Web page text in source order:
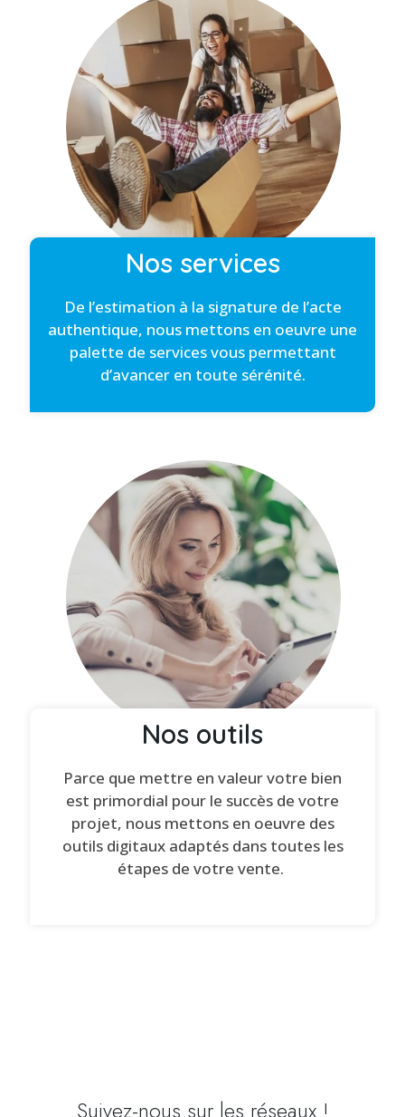
Nos services
De l’estimation à la signature de l’acte
authentique, nous mettons en oeuvre une
palette de services vous permettant
d’avancer en toute sérénité.
Nos outils
Parce que mettre en valeur votre bien
est primordial pour le succès de votre
projet, nous mettons en oeuvre des
outils digitaux adaptés dans toutes les
étapes de votre vente.
Suivez-nous sur les réseaux !